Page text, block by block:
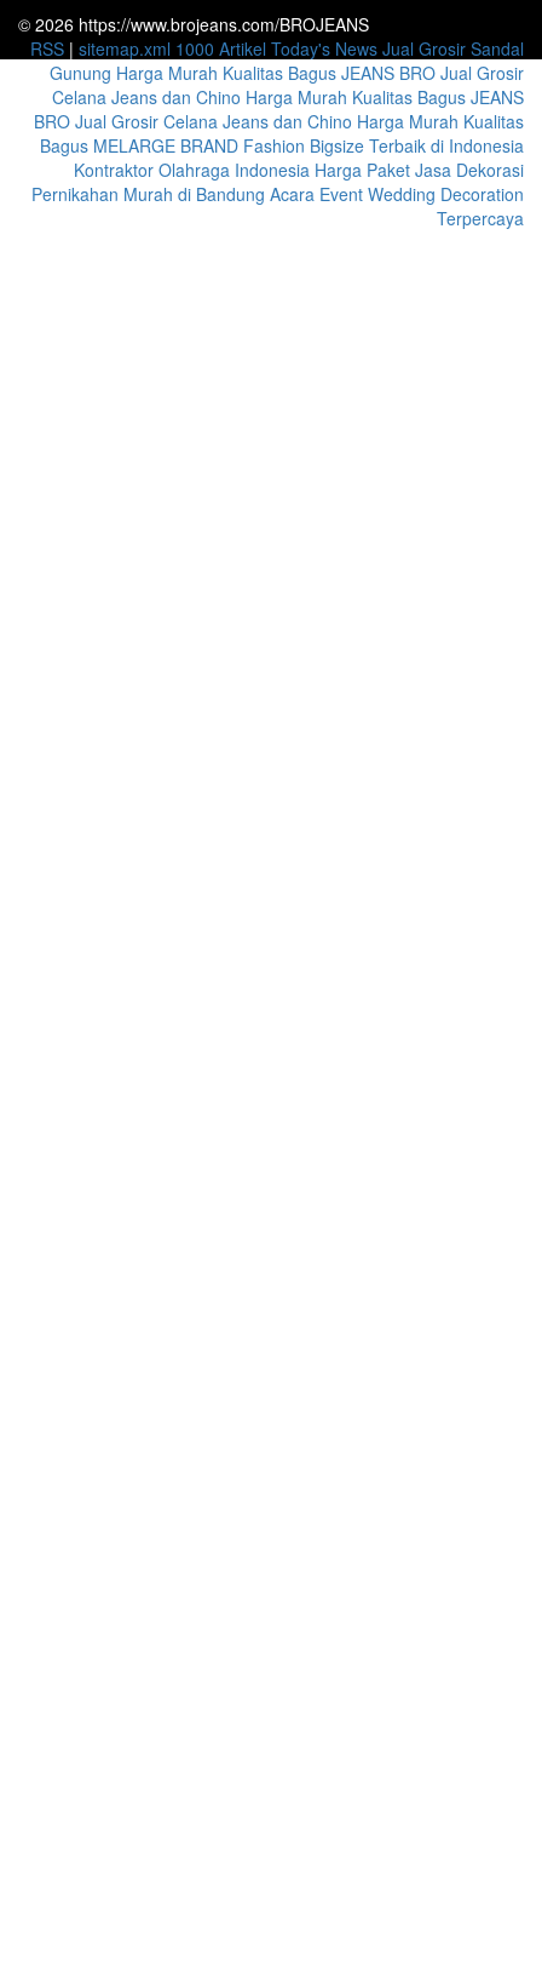
© 2026 https://www.brojeans.com/BROJEANS
RSS | sitemap.xml 1000 Artikel Today's News Jual Grosir Sandal
Gunung Harga Murah Kualitas Bagus JEANS BRO Jual Grosir
Celana Jeans dan Chino Harga Murah Kualitas Bagus JEANS
BRO Jual Grosir Celana Jeans dan Chino Harga Murah Kualitas
Bagus MELARGE BRAND Fashion Bigsize Terbaik di Indonesia
Kontraktor Olahraga Indonesia Harga Paket Jasa Dekorasi
Pernikahan Murah di Bandung Acara Event Wedding Decoration
Terpercaya